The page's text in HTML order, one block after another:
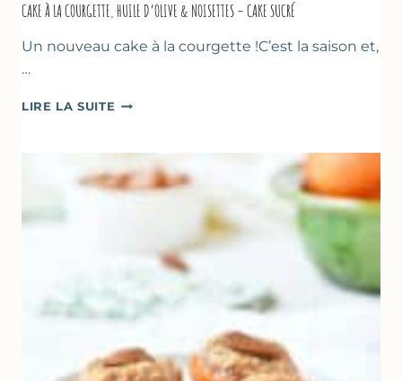
CAKE À LA COURGETTE, HUILE D’OLIVE & NOISETTES – CAKE SUCRÉ
Un nouveau cake à la courgette !C’est la saison et,
…
LIRE LA SUITE CAKE
COURGETTE,
HUILE
D’OLIVE